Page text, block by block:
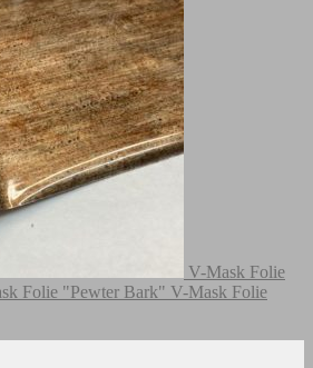
V-Mask Folie
V-Mask Folie